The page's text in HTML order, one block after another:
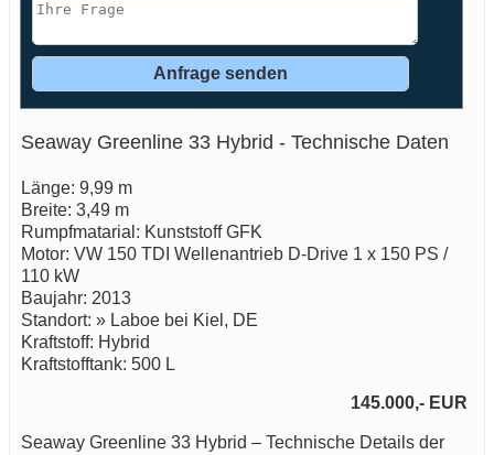
Seaway Greenline 33 Hybrid - Technische Daten
Länge: 9,99 m
Breite: 3,49 m
Rumpfmatarial: Kunststoff GFK
Motor: VW 150 TDI Wellenantrieb D-Drive 1 x 150 PS /
110 kW
Baujahr: 2013
Standort: » Laboe bei Kiel, DE
Kraftstoff: Hybrid
Kraftstofftank: 500 L
145.000,- EUR
Seaway Greenline 33 Hybrid – Technische Details der